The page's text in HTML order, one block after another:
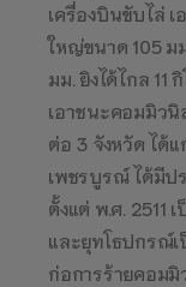
เครื่องบินขับไล่
ใหญ่ขนาด 105 ม
มม. ยิงได้ไกล 11
เอาชนะคอมมิว
ต่อ 3 จังหวัด ได้
เพชรบูรณ์ ได้มีป
ตั้งแต่ พ.ศ. 2511
และยุทโธปกรณ์
ก่อการร้ายคอม